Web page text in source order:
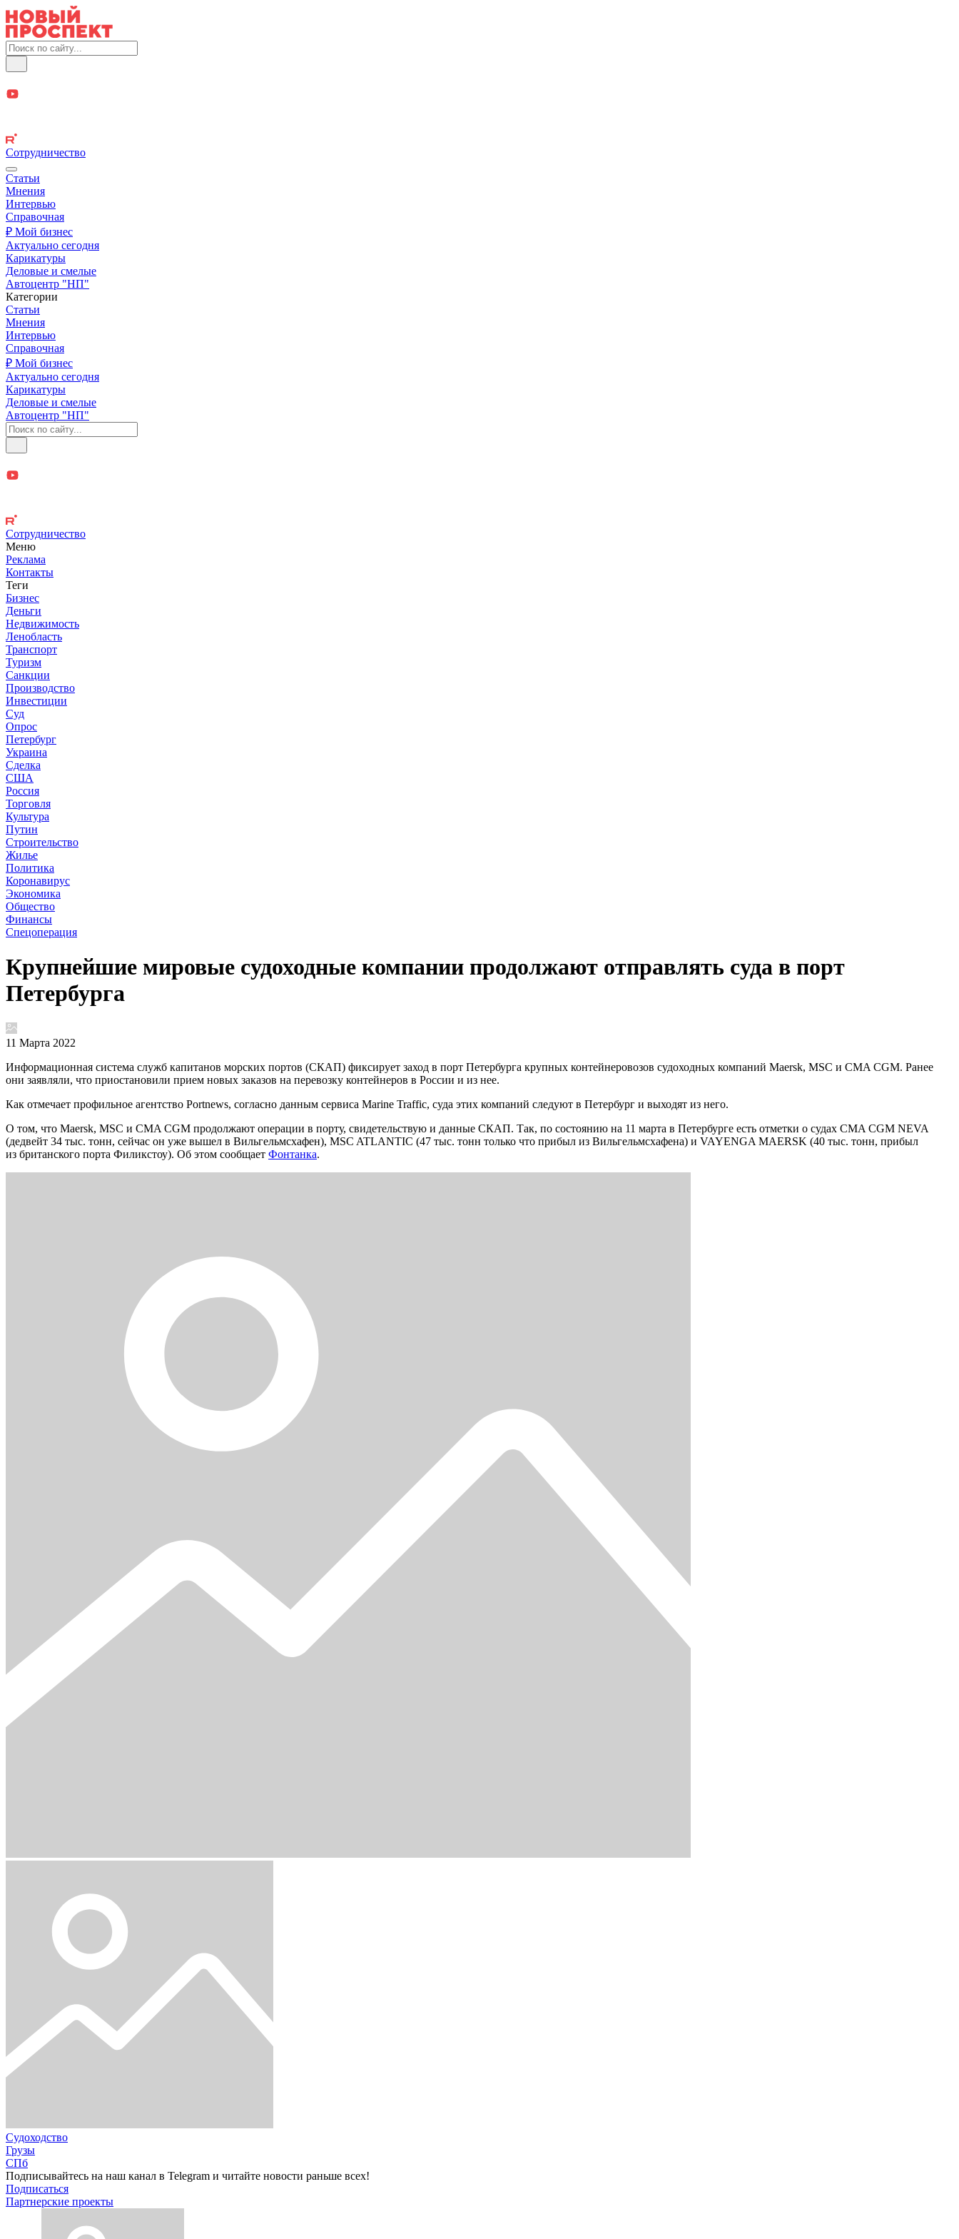
Сотрудничество
Статьи
Мнения
Интервью
Справочная
₽ Мой бизнес
Актуально сегодня
Карикатуры
Деловые и смелые
Автоцентр "НП"
Категории
Статьи
Мнения
Интервью
Справочная
₽ Мой бизнес
Актуально сегодня
Карикатуры
Деловые и смелые
Автоцентр "НП"
Сотрудничество
Меню
Реклама
Контакты
Теги
Бизнес
Деньги
Недвижимость
Ленобласть
Транспорт
Туризм
Санкции
Производство
Инвестиции
Суд
Опрос
Петербург
Украина
Сделка
США
Россия
Торговля
Культура
Путин
Строительство
Жилье
Политика
Коронавирус
Экономика
Общество
Финансы
Спецоперация
Крупнейшие мировые судоходные компании продолжают отправлять суда в порт
Петербурга
11 Марта 2022
Информационная система служб капитанов морских портов (СКАП) фиксирует заход в порт Петербурга крупных контейнеровозов судоходных компаний Maersk, MSC и CMA CGM. Ранее
они заявляли, что приостановили прием новых заказов на перевозку контейнеров в России и из нее.
Как отмечает профильное агентство Portnews, согласно данным сервиса Marine Traffic, суда этих компаний следуют в Петербург и выходят из него.
О том, что Maersk, MSC и CMA CGM продолжают операции в порту, свидетельствую и данные СКАП. Так, по состоянию на 11 марта в Петербурге есть отметки о судах CMA CGM NEVA
(дедвейт 34 тыс. тонн, сейчас он уже вышел в Вильгельмсхафен), MSC ATLANTIC (47 тыс. тонн только что прибыл из Вильгельмсхафена) и VAYENGA MAERSK (40 тыс. тонн, прибыл
из британского порта Филикстоу). Об этом сообщает Фонтанка.
Судоходство
Грузы
СПб
Подписывайтесь на наш канал в Telegram и читайте новости раньше всех!
Подписаться
Партнерские проекты